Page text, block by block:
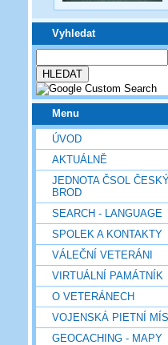
Vyhledat
Menu
ÚVOD
AKTUÁLNĚ
JEDNOTA ČSOL
BROD
SEARCH - LANGUAGE
SPOLEK A KONTAKTY
VÁLEČNÍ VETERÁNI
VIRTUÁLNÍ PAMÁTNÍK
O VETERÁNECH
VOJENSKÁ PIETNÍ
GEOCACHING - MAPY